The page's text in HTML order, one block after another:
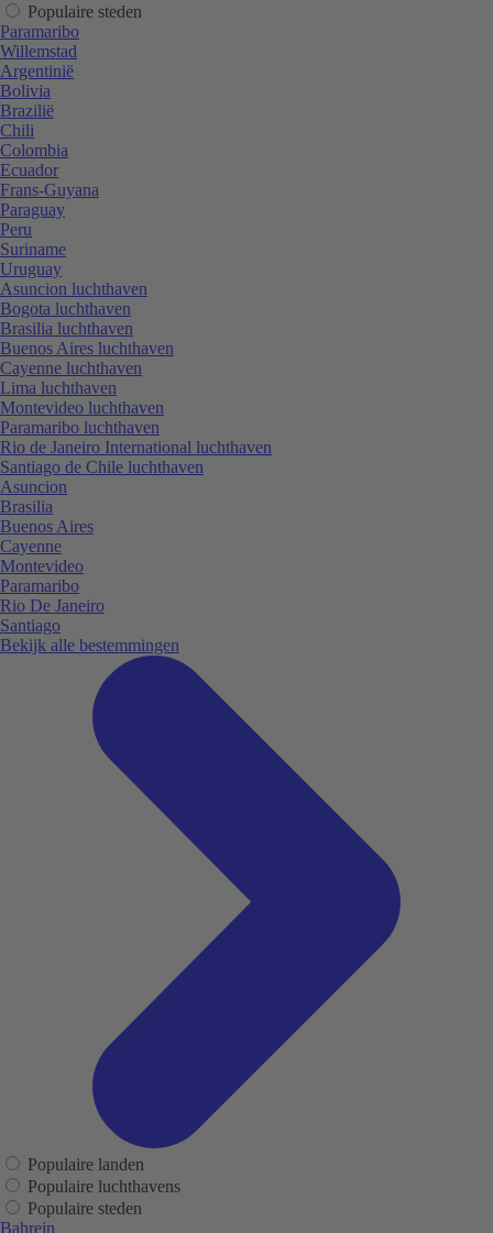
Populaire steden
Paramaribo
Willemstad
Argentinië
Bolivia
Brazilië
Chili
Colombia
Ecuador
Frans-Guyana
Paraguay
Peru
Suriname
Uruguay
Asuncion luchthaven
Bogota luchthaven
Brasilia luchthaven
Buenos Aires luchthaven
Cayenne luchthaven
Lima luchthaven
Montevideo luchthaven
Paramaribo luchthaven
Rio de Janeiro International luchthaven
Santiago de Chile luchthaven
Asuncion
Brasilia
Buenos Aires
Cayenne
Montevideo
Paramaribo
Rio De Janeiro
Santiago
Bekijk alle bestemmingen
Populaire landen
Populaire luchthavens
Populaire steden
Bahrein